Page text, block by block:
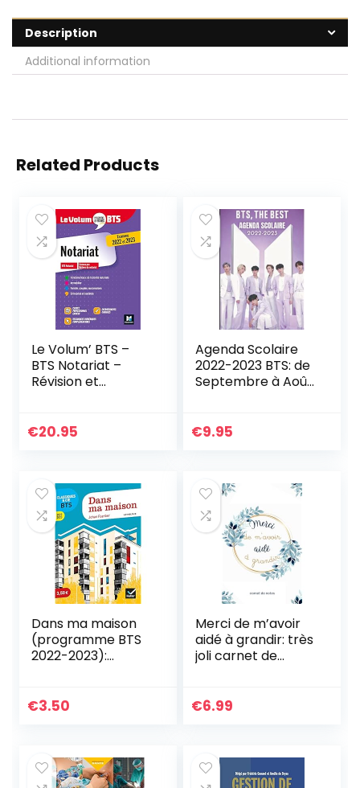
Description
Additional information
Related Products
Le Volum’ BTS –
BTS Notariat –
Révision et
€20.95
Agenda Scolaire
2022-2023 BTS: de
Septembre à Août
Lycée études
Couverture Thème
K-pop Format A5
14.8 x 21 cm en
Français
€9.95
Dans ma maison
(programme BTS
2022-2023):
culture générale
€3.50
Merci de m’avoir
aidé à grandir: très
joli carnet de
maîtresse, maitre,
scolaire | cadeau
€6.99